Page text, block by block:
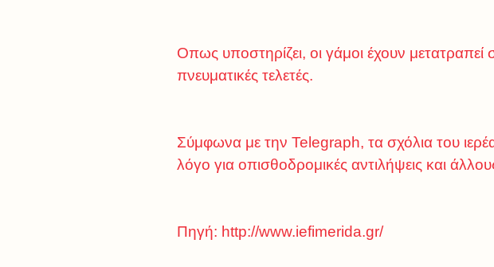
Οπως υποστηρίζει, οι γάμοι έχουν
πνευματικές τελετές.
Σύμφωνα με την Telegraph, τα σχόλια του
λόγο για οπισθοδρομικές αντιλήψεις και
Πηγή: http://www.iefimerida.gr/